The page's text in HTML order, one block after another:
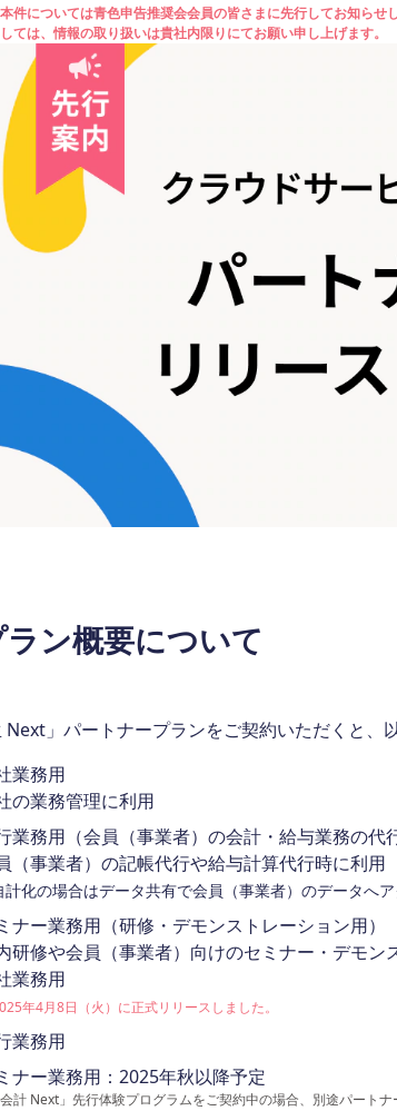
件については青色申告推奨会会員の皆さまに先行してお知らせ
ては、情報の取り扱いは貴社内限りにてお願い申し上げます。
ラン概要について
Next」パートナープランをご契約いただくと、
業務用
の業務管理に利用
業務用（会員（事業者）の会計・給与業務の代
（事業者）の記帳代行や給与計算代行時に利用
化の場合はデータ共有で会員（事業者）のデータへ
ナー業務用（研修・デモンストレーション用）
研修や会員（事業者）向けのセミナー・デモン
業務用
年4月8日（火）に正式リリースしました。
業務用
ナー業務用：2025年秋以降予定
会計 Next」先行体験プログラムをご契約中の場合、別途パート